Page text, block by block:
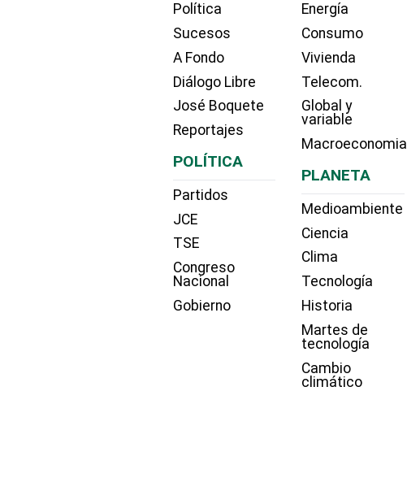
Política
Sucesos
A Fondo
Diálogo Libre
José Boquete
Reportajes
POLÍTICA
Partidos
JCE
TSE
Congreso
Nacional
Gobierno
Energía
Consumo
Vivienda
Telecom.
Global y
variable
Macroeconomia
PLANETA
Medioambiente
Ciencia
Clima
Tecnología
Historia
Martes de
tecnología
Cambio
climático